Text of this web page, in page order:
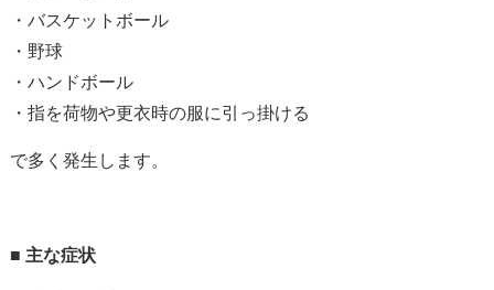
・バスケットボール
・野球
・ハンドボール
・指を荷物や更衣時の服に引っ掛ける
で多く発生します。
■ 主な症状